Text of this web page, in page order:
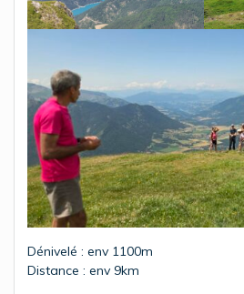
Dénivelé : env 1100m
Distance : env 9km